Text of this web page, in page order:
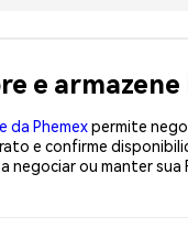
e
da Phemexpermite
e confirme
negociar ou manter sua